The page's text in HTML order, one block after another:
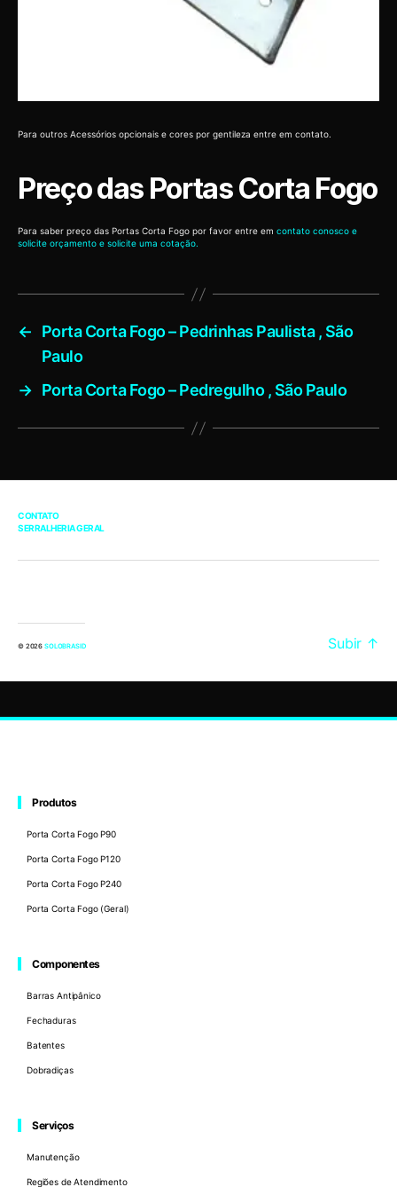
Para outros Acessórios opcionais e cores por gentileza entre em contato.
Preço das Portas Corta Fogo
Para saber preço das Portas Corta Fogo por favor entre em contato conosco e
solicite orçamento e solicite uma cotação.
←
Porta Corta Fogo – Pedrinhas Paulista , São
Paulo
→ Porta Corta Fogo – Pedregulho , São Paulo
CONTATO
SERRALHERIA GERAL
© 2026 SOLOBRASID Subir ↑
Produtos
Porta Corta Fogo P90
Porta Corta Fogo P120
Porta Corta Fogo P240
Porta Corta Fogo (Geral)
Componentes
Barras Antipânico
Fechaduras
Batentes
Dobradiças
Serviços
Manutenção
Regiões de Atendimento